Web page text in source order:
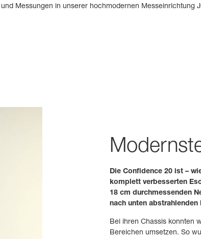
Messungen in unserer hochmodernen Messeinrichtung
Die Confidence 20 ist –
komplett verbesserten
18 cm durchmessenden
nach unten
Bei ihren Chassis konnten
Bereichen umsetzen. So